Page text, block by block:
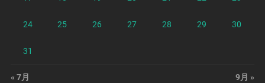
24 25 26 27 28 29 30
31
« 7月 9月 »